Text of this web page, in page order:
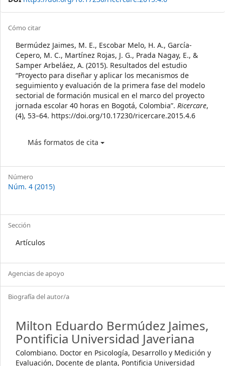
Article
Details
Cómo citar
Bermúdez Jaimes, M. E., Escobar Melo, H. A., García-
Cepero, M. C., Martínez Rojas, J. G., Prada Nagay, E., &
Samper Arbeláez, A. (2015). Resultados del estudio
“Proyecto para diseñar y aplicar los mecanismos de
seguimiento y evaluación de la primera fase del modelo
sectorial de formación musical en el marco del proyecto
jornada escolar 40 horas en Bogotá, Colombia”. Ricercare,
(4), 53–64. https://doi.org/10.17230/ricercare.2015.4.6
Más formatos de cita
Número
Núm. 4 (2015)
Sección
Artículos
Agencias de apoyo
Biografía del autor/a
Milton Eduardo Bermúdez Jaimes,
Pontificia Universidad Javeriana
Colombiano. Doctor en Psicología, Desarrollo y Medición y
Evaluación, Docente de planta, Pontificia Universidad